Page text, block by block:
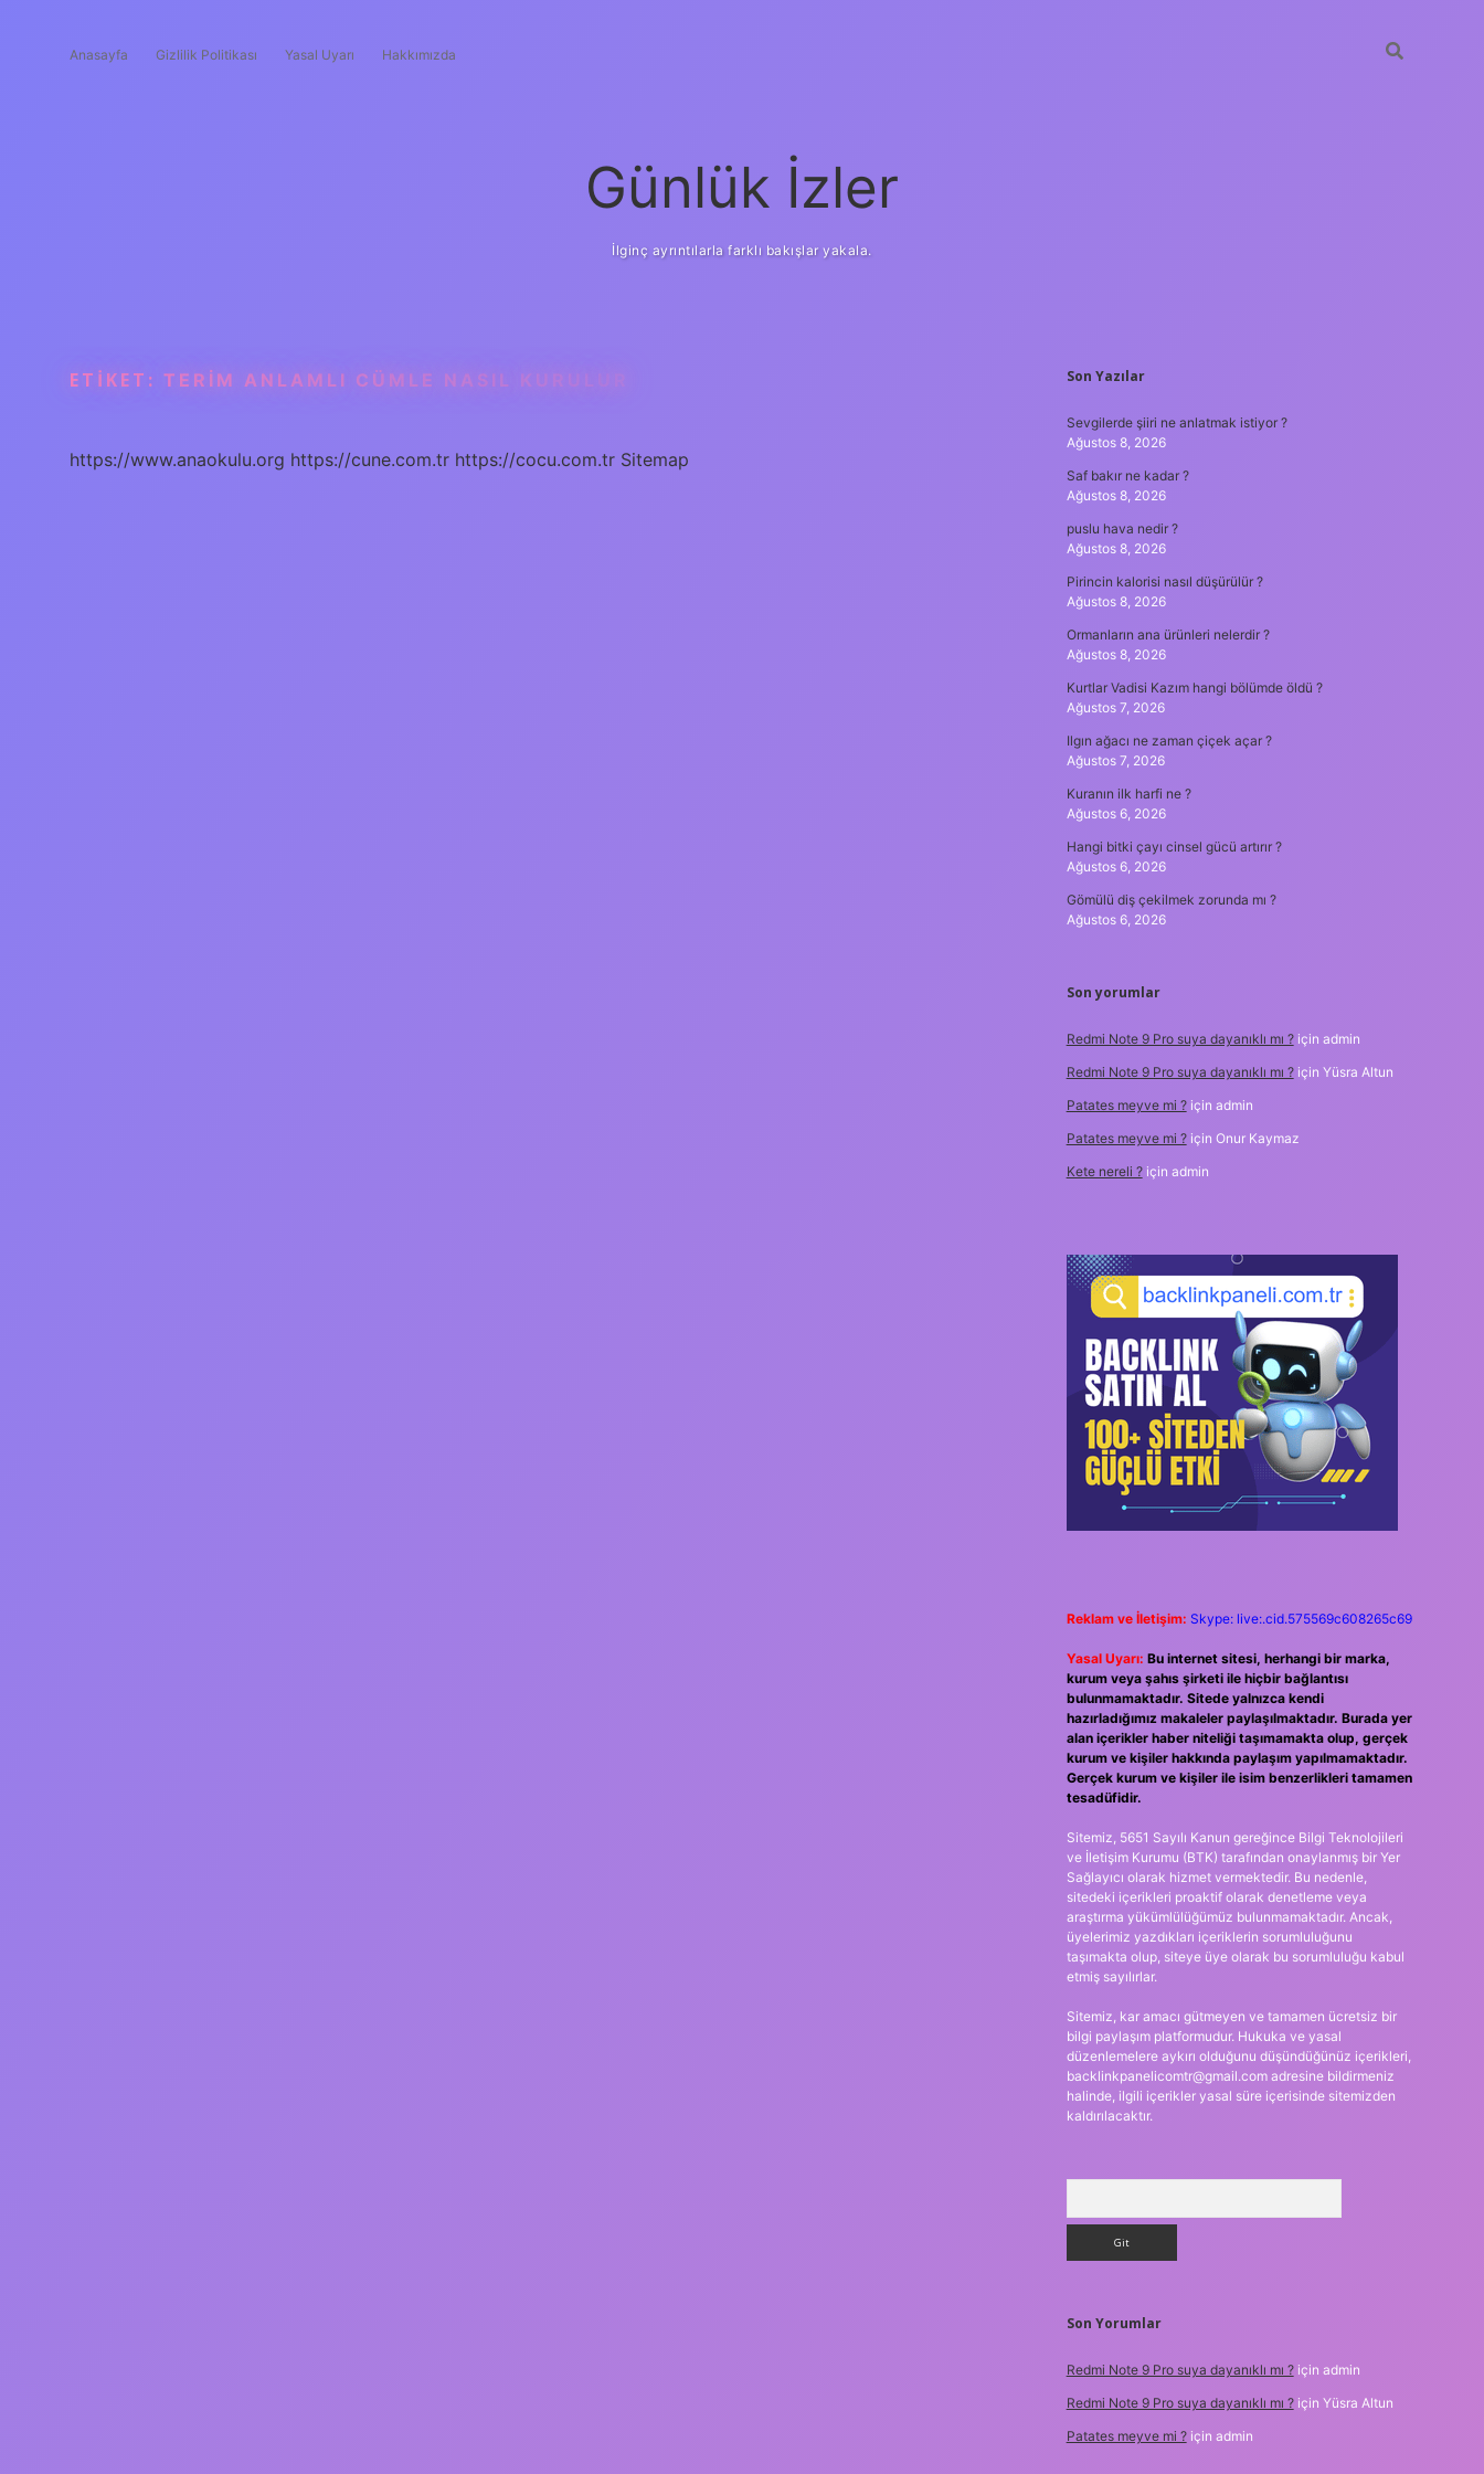
Anasayfa Gizlilik Politikası Yasal Uyarı Hakkımızda
Günlük İzler
İlginç ayrıntılarla farklı bakışlar yakala.
ETIKET: TERIM ANLAMLI CÜMLE NASIL KURULUR
https://www.anaokulu.org https://cune.com.tr https://cocu.com.tr Sitemap
SIDEBAR
Son Yazılar
Sevgilerde şiiri ne anlatmak istiyor ?
Ağustos 8, 2026
Saf bakır ne kadar ?
Ağustos 8, 2026
puslu hava nedir ?
Ağustos 8, 2026
Pirincin kalorisi nasıl düşürülür ?
Ağustos 8, 2026
Ormanların ana ürünleri nelerdir ?
Ağustos 8, 2026
Kurtlar Vadisi Kazım hangi bölümde öldü ?
Ağustos 7, 2026
Ilgın ağacı ne zaman çiçek açar ?
Ağustos 7, 2026
Kuranın ilk harfi ne ?
Ağustos 6, 2026
Hangi bitki çayı cinsel gücü artırır ?
Ağustos 6, 2026
Gömülü diş çekilmek zorunda mı ?
Ağustos 6, 2026
Son yorumlar
Redmi Note 9 Pro suya dayanıklı mı ?için admin
Redmi Note 9 Pro suya dayanıklı mı ?için Yüsra Altun
Patates meyve mi ?için admin
Patates meyve mi ?için Onur Kaymaz
Kete nereli ?için admin
Reklam ve İletişim: Skype: live:.cid.575569c608265c69
Yasal Uyarı: Bu internet sitesi, herhangi bir marka,
kurum veya şahıs şirketi ile hiçbir bağlantısı
bulunmamaktadır. Sitede yalnızca kendi
hazırladığımız makaleler paylaşılmaktadır. Burada yer
alan içerikler haber niteliği taşımamakta olup, gerçek
kurum ve kişiler hakkında paylaşım yapılmamaktadır.
Gerçek kurum ve kişiler ile isim benzerlikleri tamamen
tesadüfidir.
Sitemiz, 5651 Sayılı Kanun gereğince Bilgi Teknolojileri
ve İletişim Kurumu (BTK) tarafından onaylanmış bir Yer
Sağlayıcı olarak hizmet vermektedir. Bu nedenle,
sitedeki içerikleri proaktif olarak denetleme veya
araştırma yükümlülüğümüz bulunmamaktadır. Ancak,
üyelerimiz yazdıkları içeriklerin sorumluluğunu
taşımakta olup, siteye üye olarak bu sorumluluğu kabul
etmiş sayılırlar.
Sitemiz, kar amacı gütmeyen ve tamamen ücretsiz bir
bilgi paylaşım platformudur. Hukuka ve yasal
düzenlemelere aykırı olduğunu düşündüğünüz içerikleri,
backlinkpanelicomtr@gmail.comadresine bildirmeniz
halinde, ilgili içerikler yasal süre içerisinde sitemizden
kaldırılacaktır.
Son Yorumlar
Redmi Note 9 Pro suya dayanıklı mı ?için admin
Redmi Note 9 Pro suya dayanıklı mı ?için Yüsra Altun
Patates meyve mi ?için admin